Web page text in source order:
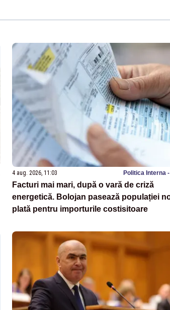
4 aug. 2026, 11:03 Politica Interna
Facturi mai mari, după o vară de criză
energetică. Bolojan pasează populației
plată pentru importurile costisitoare